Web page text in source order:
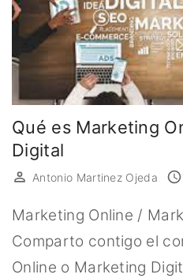
Qué es Marketing
Digital
Antonio Martinez Ojeda
Marketing Online /
Comparto contigo el
Online o Marketing